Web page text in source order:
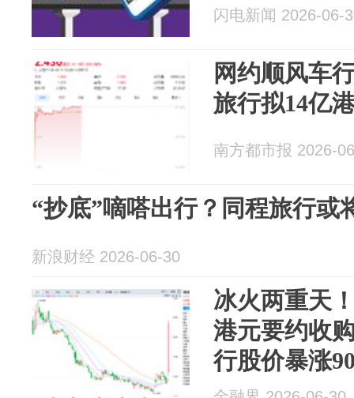
闪电新闻 2026-06-
网约顺风车
旅行拟14亿
南方都市报 2026-
“抄底”嘀嗒出行？同程旅行或
新浪财经 2026-06-30
冰火两重天
港元要约收
行股价暴涨
4%